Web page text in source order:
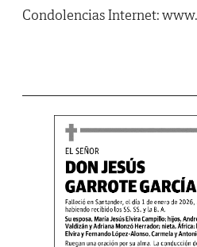
Condolencias Internet: